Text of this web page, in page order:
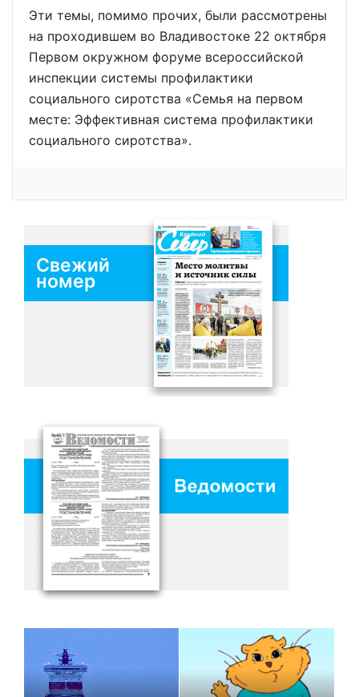
Эти темы, помимо прочих, были рассмотрены
на проходившем во Владивостоке 22 октября
Первом окружном форуме всероссийской
инспекции системы профилактики
социального сиротства «Семья на первом
месте: Эффективная система профилактики
социального сиротства».
Свежий
номер